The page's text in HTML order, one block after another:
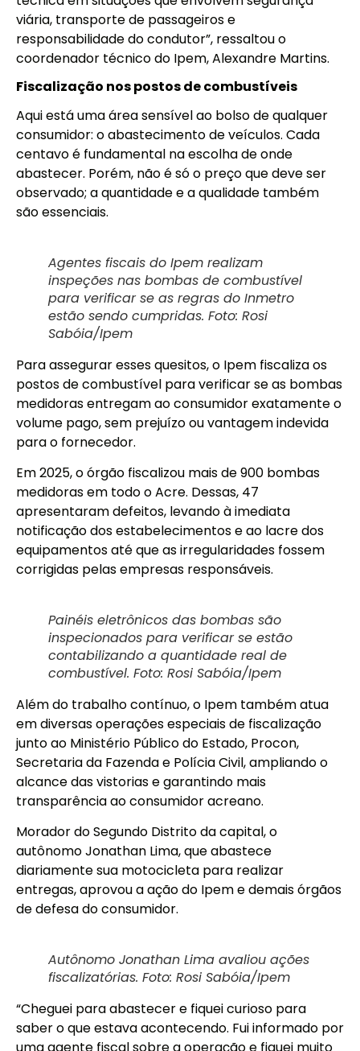
viária, transporte de passageiros e
responsabilidade do condutor”, ressaltou o
coordenador técnico do Ipem, Alexandre Martins.
Fiscalização nos postos de combustíveis
Aqui está uma área sensível ao bolso de qualquer
consumidor: o abastecimento de veículos. Cada
centavo é fundamental na escolha de onde
abastecer. Porém, não é só o preço que deve ser
observado; a quantidade e a qualidade também
são essenciais.
Agentes fiscais do Ipem realizam
inspeções nas bombas de combustível
para verificar se as regras do Inmetro
estão sendo cumpridas. Foto: Rosi
Sabóia/Ipem
Para assegurar esses quesitos, o Ipem fiscaliza os
postos de combustível para verificar se as bombas
medidoras entregam ao consumidor exatamente o
volume pago, sem prejuízo ou vantagem indevida
para o fornecedor.
Em 2025, o órgão fiscalizou mais de 900 bombas
medidoras em todo o Acre. Dessas, 47
apresentaram defeitos, levando à imediata
notificação dos estabelecimentos e ao lacre dos
equipamentos até que as irregularidades fossem
corrigidas pelas empresas responsáveis.
Painéis eletrônicos das bombas são
inspecionados para verificar se estão
contabilizando a quantidade real de
combustível. Foto: Rosi Sabóia/Ipem
Além do trabalho contínuo, o Ipem também atua
em diversas operações especiais de fiscalização
junto ao Ministério Público do Estado, Procon,
Secretaria da Fazenda e Polícia Civil, ampliando o
alcance das vistorias e garantindo mais
transparência ao consumidor acreano.
Morador do Segundo Distrito da capital, o
autônomo Jonathan Lima, que abastece
diariamente sua motocicleta para realizar
entregas, aprovou a ação do Ipem e demais órgãos
de defesa do consumidor.
Autônomo Jonathan Lima avaliou ações
fiscalizatórias. Foto: Rosi Sabóia/Ipem
“Cheguei para abastecer e fiquei curioso para
saber o que estava acontecendo. Fui informado por